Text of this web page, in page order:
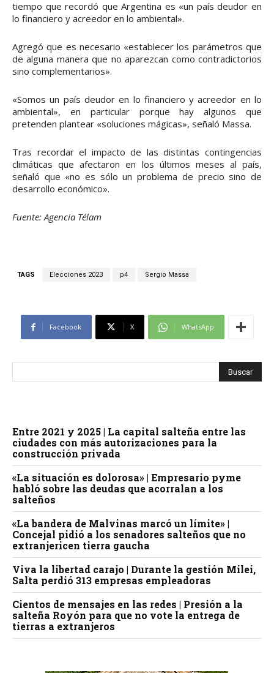
tiempo que recordó que Argentina es «un país deudor en
lo financiero y acreedor en lo ambiental».
Agregó que es necesario «establecer los parámetros que
de alguna manera que no aparezcan como contradictorios
sino complementarios».
«Somos un país deudor en lo financiero y acreedor en lo
ambiental», en particular porque hay algunos que
pretenden plantear «soluciones mágicas», señaló Massa.
Tras recordar el impacto de las distintas contingencias
climáticas que afectaron en los últimos meses al país,
señaló que «no es sólo un problema de precio sino de
desarrollo económico».
Fuente: Agencia Télam
TAGS Elecciones 2023 p4 Sergio Massa
Facebook X WhatsApp
Entre 2021 y 2025 | La capital salteña entre las
ciudades con más autorizaciones para la
construcción privada
«La situación es dolorosa» | Empresario pyme
habló sobre las deudas que acorralan a los
salteños
«La bandera de Malvinas marcó un límite» |
Concejal pidió a los senadores salteños que no
extranjericen tierra gaucha
Viva la libertad carajo | Durante la gestión Milei,
Salta perdió 313 empresas empleadoras
Cientos de mensajes en las redes | Presión a la
salteña Royón para que no vote la entrega de
tierras a extranjeros